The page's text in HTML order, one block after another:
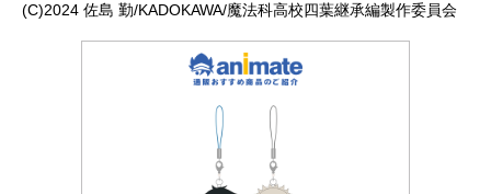
2026年3月28日（土）より開幕！
を密着取材しています。こちらの記
事では、アニメジャパン2026で発表
された最新情報やレポートを総まと
めでご紹介！記事は都度、更新を行
っておりますので、定期的にチェッ
クしてみてくださいね！2027年、20
(C)2024 佐島 勤/KADOKAWA/魔法科高校四葉継承編製作委員会